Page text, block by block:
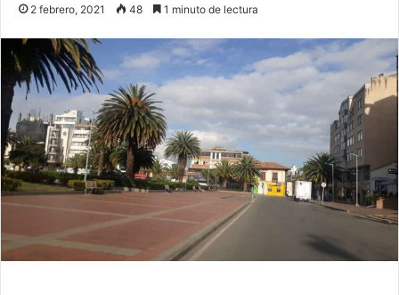
2 febrero, 2021 48 1 minuto de lectura